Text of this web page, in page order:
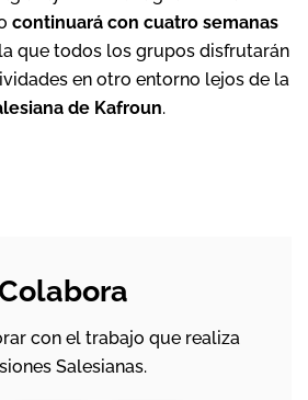
continuará con cuatro semanas
que todos los grupos disfrutarán
en otro entorno lejos de la
de Kafroun.
con el trabajo que realiza
Salesianas.